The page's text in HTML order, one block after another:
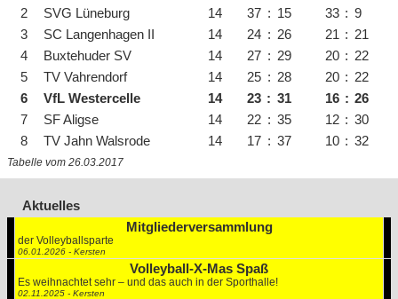
2
SVG Lüneburg 14 37 : 15 33 : 9
3
SC Langenhagen II 14 24 : 26 21 : 21
4
Buxtehuder SV 14 27 : 29 20 : 22
5
TV Vahrendorf 14 25 : 28 20 : 22
6
VfL Westercelle 14 23 : 31 16 : 26
7
SF Aligse 14 22 : 35 12 : 30
8
TV Jahn Walsrode 14 17 : 37 10 : 32
Tabelle vom 26.03.2017
Aktuelles
Mitgliederversammlung
der Volleyballsparte
06.01.2026 - Kersten
Volleyball-X-Mas Spaß
Es weihnachtet sehr – und das auch in der Sporthalle!
02.11.2025 - Kersten